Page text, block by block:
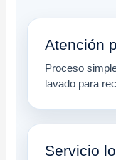
Atención
Proceso
lavado para
Servicio